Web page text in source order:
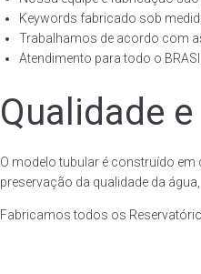
Keywords fabricado sob
Trabalhamos de acordo com
Atendimento para todo o BRASIL.
Qualidade
O modelo tubular é construído
preservação da qualidade da
Fabricamos todos os